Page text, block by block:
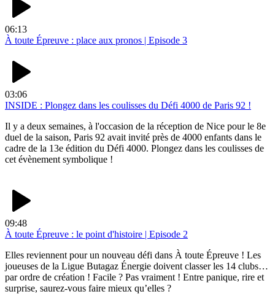
06:13
À toute Épreuve : place aux pronos | Episode 3
03:06
INSIDE : Plongez dans les coulisses du Défi 4000 de Paris 92 !
Il y a deux semaines, à l'occasion de la réception de Nice pour le 8e
duel de la saison, Paris 92 avait invité près de 4000 enfants dans le
cadre de la 13e édition du Défi 4000. Plongez dans les coulisses de
cet évènement symbolique !
09:48
À toute Épreuve : le point d'histoire | Episode 2
Elles reviennent pour un nouveau défi dans À toute Épreuve ! Les
joueuses de la Ligue Butagaz Énergie doivent classer les 14 clubs…
par ordre de création ! Facile ? Pas vraiment ! Entre panique, rire et
surprise, saurez-vous faire mieux qu’elles ?